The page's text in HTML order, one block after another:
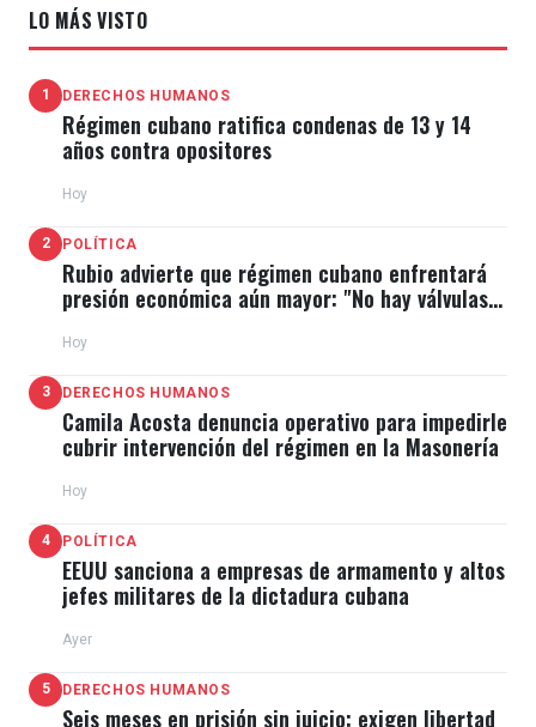
LO MÁS VISTO
1 DERECHOS HUMANOS
Régimen cubano ratifica condenas de 13 y 14
años contra opositores
Hoy
2 POLÍTICA
Rubio advierte que régimen cubano enfrentará
presión económica aún mayor: "No hay válvulas
Hoy
3 DERECHOS HUMANOS
Camila Acosta denuncia operativo para impedirle
cubrir intervención del régimen en la Masonería
Hoy
4 POLÍTICA
EEUU sanciona a empresas de armamento y altos
jefes militares de la dictadura cubana
Ayer
5 DERECHOS HUMANOS
Seis meses en prisión sin juicio: exigen libertad